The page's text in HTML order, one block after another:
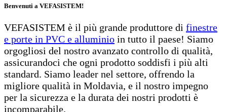
Benvenuti a VEFASISTEM!
VEFASISTEM è il più grande produttore di finestre
e porte in PVC e alluminio in tutto il paese! Siamo
orgogliosi del nostro avanzato controllo di qualità,
assicurandoci che ogni prodotto soddisfi i più alti
standard. Siamo leader nel settore, offrendo la
migliore qualità in Moldavia, e il nostro impegno
per la sicurezza e la durata dei nostri prodotti è
incomparabile.